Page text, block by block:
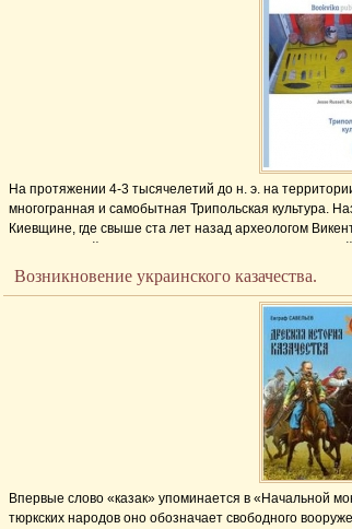
На протяжении 4-3 тысячелетий до н. э. на
многогранная и самобытная Трипольская культура.
Киевщине, где свыше ста лет назад археологом
тысяч квадратных километров. Их поселения
основанием зданий (в том числе - двухэтажных). Их
как количество жителей в них достигало 15-20 тысяч.
Возникновение украинского казачества.
Впервые слово «казак» упоминается в «Начальной
тюркских народов оно обозначает свободного